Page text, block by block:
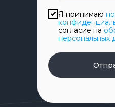
Я принимаю
согласие на
персональных